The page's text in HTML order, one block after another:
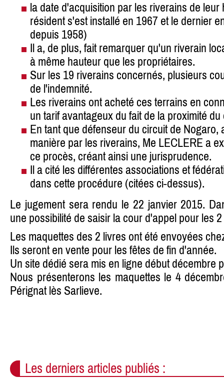
la date d'acquisition par les riverains de leur
résident s'est installé en 1967 et le dernier
depuis 1958)
Il a, de plus, fait remarquer qu'un riverain
à même hauteur que les propriétaires.
Sur les 19 riverains concernés, plusieurs
de l'indemnité.
Les riverains ont acheté ces terrains en
un tarif avantageux du fait de la proximité du
En tant que défenseur du circuit de Nogaro,
manière par les riverains, Me LECLERE a
ce procès, créant ainsi une jurisprudence.
Il a cité les différentes associations et
dans cette procédure (citées ci-dessus).
Le jugement sera rendu le 22 janvier 2015.
une possibilité de saisir la cour d'appel pour les
Les maquettes des 2 livres ont été envoyées
Ils seront en vente pour les fêtes de fin d'année.
Un site dédié sera mis en ligne début décembre
Nous présenterons les maquettes le 4
Pérignat lès Sarlieve.
Les derniers articles publiés :